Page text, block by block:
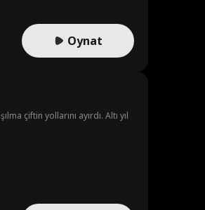
Oynat
çiftin yollarını ayırdı. Altı yıl